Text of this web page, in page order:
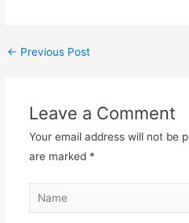
← Previous Post
Leave a Comment
Your email address will not be
are marked *
Name